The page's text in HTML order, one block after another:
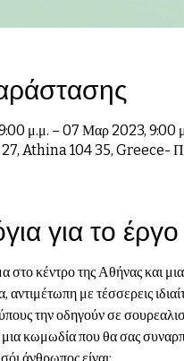
μ.μ. – 07 Μαρ 2023, 9:00
Athina 104 35, Greece-
για το έργο
στο κέντρο της Αθήνας και
αντιμέτωπη με τέσσερεις
την οδηγούν σε
μια κωμωδία που θα σας
άνθρωπος είναι;